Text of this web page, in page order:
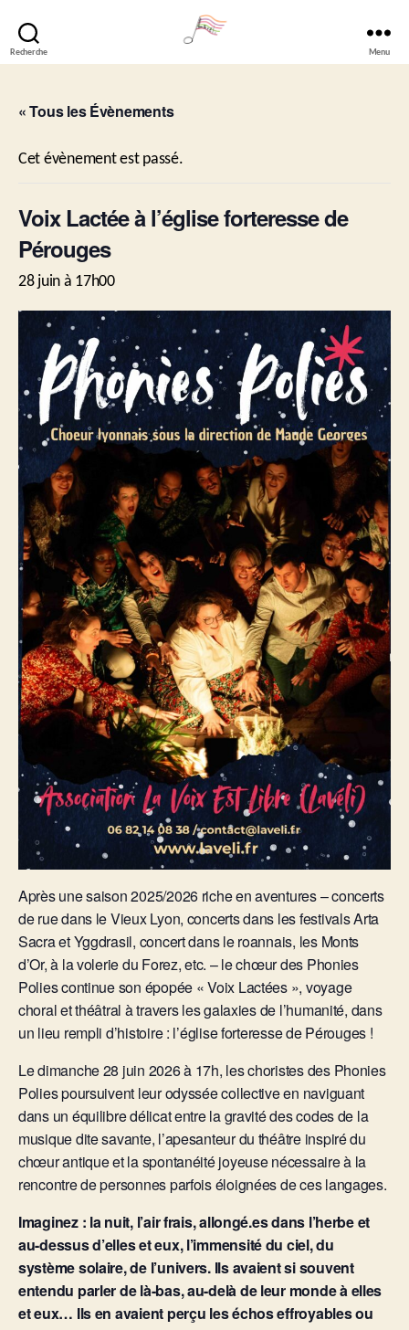
Recherche
Lavéli
Menu
« Tous les Évènements
Cet évènement est passé.
Voix Lactée à l’église forteresse de
Pérouges
28 juin à 17h00
Après une saison 2025/2026 riche en aventures – concerts
de rue dans le Vieux Lyon, concerts dans les festivals Arta
Sacra et Yggdrasil, concert dans le roannais, les Monts
d’Or, à la volerie du Forez, etc. – le chœur des Phonies
Polies continue son épopée « Voix Lactées », voyage
choral et théâtral à travers les galaxies de l’humanité, dans
un lieu rempli d’histoire : l’église forteresse de Pérouges !
Le dimanche 28 juin 2026 à 17h, les choristes des Phonies
Polies poursuivent leur odyssée collective en naviguant
dans un équilibre délicat entre la gravité des codes de la
musique dite savante, l’apesanteur du théâtre inspiré du
chœur antique et la spontanéité joyeuse nécessaire à la
rencontre de personnes parfois éloignées de ces langages.
Imaginez : la nuit, l’air frais, allongé.es dans l’herbe et
au-dessus d’elles et eux, l’immensité du ciel, du
système solaire, de l’univers. Ils avaient si souvent
entendu parler de là-bas, au-delà de leur monde à elles
et eux… Ils en avaient perçu les échos effroyables ou